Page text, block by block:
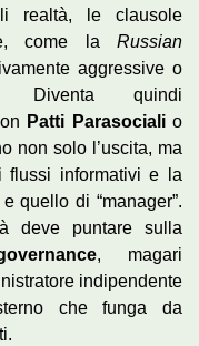
realtà, le clausole
come la Russian
aggressive o
Diventa quindi
Patti Parasocialio
non solo l’uscita, ma
flussi informativi e la
quello di “manager”.
deve puntare sulla
, magari
indipendente
che funga da